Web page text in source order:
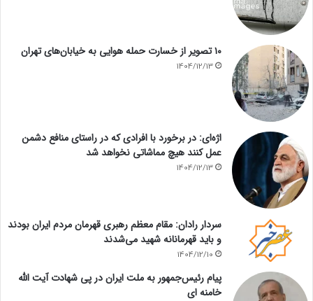
۱۰ تصویر از خسارت حمله هوایی به خیابان‌های تهران
1404/12/13
اژه‌ای: در برخورد با افرادی که در راستای منافع دشمن
عمل کنند هیچ مماشاتی نخواهد شد
1404/12/13
سردار رادان: مقام معظم رهبری قهرمان مردم ایران بودند
و باید قهرمانانه شهید می‌شدند
1404/12/10
پیام رئیس‌جمهور به ملت ایران در پی شهادت آیت الله
خامنه ای